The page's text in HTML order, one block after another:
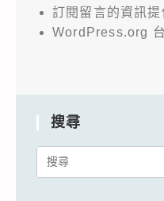
訂閱留言的資訊提
WordPress.org
搜尋
Search